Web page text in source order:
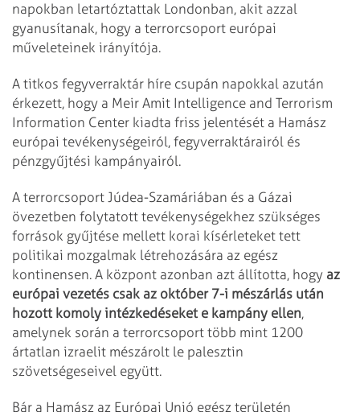
napokban letartóztattak Londonban, akit azzal
gyanusítanak, hogy a terrorcsoport európai
műveleteinek irányítója.
A titkos fegyverraktár híre csupán napokkal azután
érkezett, hogy a Meir Amit Intelligence and Terrorism
Information Center kiadta friss jelentését a Hamász
európai tevékenységeiról, fegyverraktárairól és
pénzgyűjtési kampányairól.
A terrorcsoport Júdea-Szamáriában és a Gázai
övezetben folytatott tevékenységekhez szükséges
források gyűjtése mellett korai kísérleteket tett
politikai mozgalmak létrehozására az egész
kontinensen. A központ azonban azt állította, hogy az
európai vezetés csak az október 7-i mészárlás után
hozott komoly intézkedéseket e kampány ellen,
amelynek során a terrorcsoport több mint 1200
ártatlan izraelit mészárolt le palesztin
szövetségeseivel együtt.
Bár a Hamász az Európai Unió egész területén